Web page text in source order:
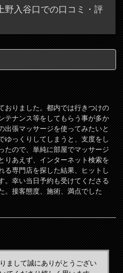
野入谷口での口コミ・評
おりました。都内では行きつけの
テナンス等をしてもらう事が多か
出張マッサージを使ってみたいと
ゆっくりしてしまうと、支度をし
たので、単純に部屋でマッサージ
りあえず、インターネット検索を
る専門店を探した結果、ヒットし
。幸い当日予約も受けてくださる
。接客態度、施術、満点でした
まして誠にありがとうござい